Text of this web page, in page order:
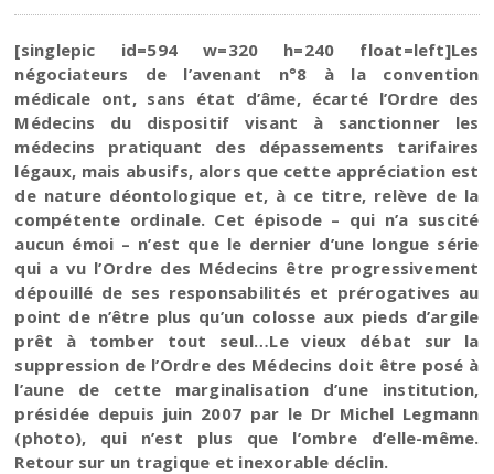
[singlepic id=594 w=320 h=240 float=left]Les
négociateurs de l’avenant n°8 à la convention
médicale ont, sans état d’âme, écarté l’Ordre des
Médecins du dispositif visant à sanctionner les
médecins pratiquant des dépassements tarifaires
légaux, mais abusifs, alors que cette appréciation est
de nature déontologique et, à ce titre, relève de la
compétente ordinale. Cet épisode – qui n’a suscité
aucun émoi – n’est que le dernier d’une longue série
qui a vu l’Ordre des Médecins être progressivement
dépouillé de ses responsabilités et prérogatives au
point de n’être plus qu’un colosse aux pieds d’argile
prêt à tomber tout seul…Le vieux débat sur la
suppression de l’Ordre des Médecins doit être posé à
l’aune de cette marginalisation d’une institution,
présidée depuis juin 2007 par le Dr Michel Legmann
(photo), qui n’est plus que l’ombre d’elle-même.
Retour sur un tragique et inexorable déclin.